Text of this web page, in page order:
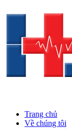
Trang chủ
Về chúng tôi